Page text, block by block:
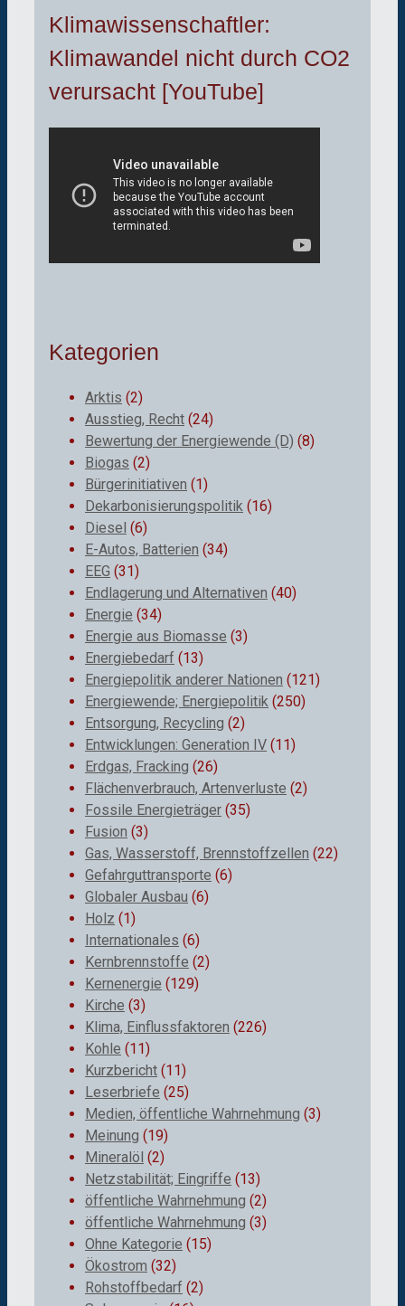
Klimawissenschaftler:
Klimawandel nicht durch CO2
verursacht [YouTube]
Kategorien
Arktis (2)
Ausstieg, Recht (24)
Bewertung der Energiewende (D) (8)
Biogas (2)
Bürgerinitiativen (1)
Dekarbonisierungspolitik (16)
Diesel (6)
E-Autos, Batterien (34)
EEG (31)
Endlagerung und Alternativen (40)
Energie (34)
Energie aus Biomasse (3)
Energiebedarf (13)
Energiepolitik anderer Nationen (121)
Energiewende; Energiepolitik (250)
Entsorgung, Recycling (2)
Entwicklungen: Generation IV (11)
Erdgas, Fracking (26)
Flächenverbrauch, Artenverluste (2)
Fossile Energieträger (35)
Fusion (3)
Gas, Wasserstoff, Brennstoffzellen (22)
Gefahrguttransporte (6)
Globaler Ausbau (6)
Holz (1)
Internationales (6)
Kernbrennstoffe (2)
Kernenergie (129)
Kirche (3)
Klima, Einflussfaktoren (226)
Kohle (11)
Kurzbericht (11)
Leserbriefe (25)
Medien, öffentliche Wahrnehmung (3)
Meinung (19)
Mineralöl (2)
Netzstabilität; Eingriffe (13)
öffentliche Wahrnehmung (2)
öffentliche Wahrnehmung (3)
Ohne Kategorie (15)
Ökostrom (32)
Rohstoffbedarf (2)